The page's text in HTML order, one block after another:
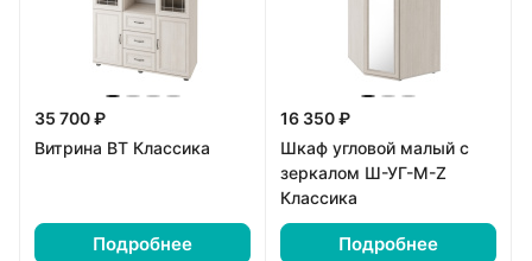
35 700 ₽
Витрина ВТ Классика
Подробнее
16 350 ₽
Шкаф угловой малый с
зеркалом Ш-УГ-М-Z
Классика
Подробнее